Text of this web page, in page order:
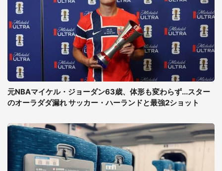
元NBAマイケル・ジョーダン63歳、体形も変わらず...スター
のオーラダダ漏れ サッカー・ハーランドと最強2ショット